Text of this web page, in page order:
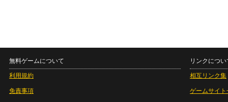
無料ゲームについて
利用規約
免責事項
リンクについ
相互リンク集
ゲームサイト